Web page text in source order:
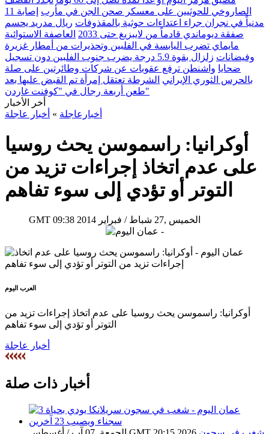
الصاروخي للحوثيين على معسكر صحن الجن في مأرب
إصابة 11
مدنياً في نجران جراء اعتداءات حوثية بالمقذوفات ريال مدريد يحسم
صفقة ديوماندي قادماً من لايبزيغ حتى 2033
العاصفة الاستوائية
مايماي تضرب اليابسة في الفلبين وتحذيرات من أمطار غزيرة
وفيضانات
زلزال بقوة 5.9 درجة يضرب جنوب الفلبين دون تسجيل
ضحايا واشنطن ترفع عقوبات عن شركات وطائرتين على صلة
بالحرس الثوري الإيراني الشرطة تعتقل إمرأة تم القبض عليها بعد
طعن أربعة رجال في "كوفنت غاردن"
أخر الأخبار
أخبارعاجلة » أخبار عاجلة
أوكرانيا: راسموسن يحث روسيا
على عدم اتخاذ إجراءات تزيد من
التوتر أو تؤدي إلى سوء تفاهم
GMT 09:38 2014 الخميس ,27 شباط / فبراير
العرب اليوم
أوكرانيا: راسموسن يحث روسيا على عدم اتخاذ إجراءات تزيد من
التوتر أو تؤدي إلى سوء تفاهم
أخبار عاجلة
أخبار ذات صلة